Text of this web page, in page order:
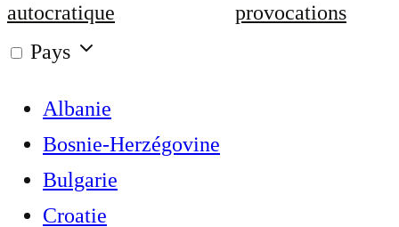
autocratique
provocations
Pays
Albanie
Bosnie-Herzégovine
Bulgarie
Croatie